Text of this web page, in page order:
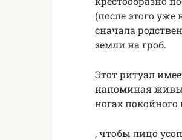
(после этого
сначала
земли на гроб.
Этот ритуал
напоминая
ногах
, чтобы лицо